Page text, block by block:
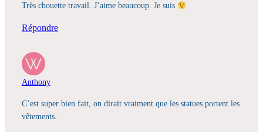
Très chouette travail. J’aime beaucoup. Je suis
Répondre
Anthony
C’est super bien fait, on dirait vraiment que les statues portent les
vêtements.